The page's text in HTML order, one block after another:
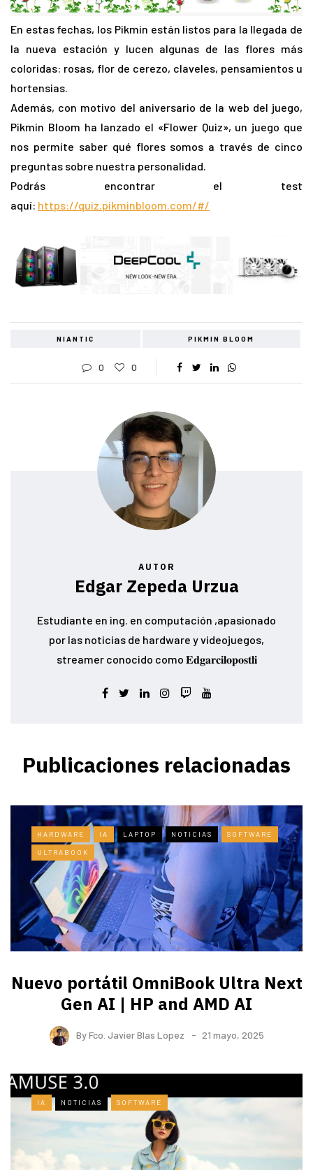
En estas fechas, los Pikmin están listos para la llegada de
la nueva estación y lucen algunas de las flores más
coloridas: rosas, flor de cerezo, claveles, pensamientos u
hortensias.
Además, con motivo del aniversario de la web del juego,
Pikmin Bloom ha lanzado el «Flower Quiz», un juego que
nos permite saber qué flores somos a través de cinco
preguntas sobre nuestra personalidad.
Podrás encontrar el test
aquí: https://quiz.pikminbloom.com/#/
NIANTIC PIKMIN BLOOM
0 0
AUTOR
Edgar Zepeda Urzua
Estudiante en ing. en computación ,apasionado
por las noticias de hardware y videojuegos,
streamer conocido como 𝐄𝐝𝐠𝐚𝐫𝐜𝐢𝐥𝐨𝐩𝐨𝐬𝐭𝐥𝐢
Publicaciones relacionadas
HARDWARE IA LAPTOP NOTICIAS SOFTWARE
ULTRABOOK
Nuevo portátil OmniBook Ultra ​Next
Gen AI | HP and AMD AI
ByFco. Javier Blas Lopez 21 mayo, 2025
IA NOTICIAS SOFTWARE